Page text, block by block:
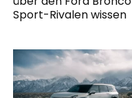
Sport-Rivalen wissen